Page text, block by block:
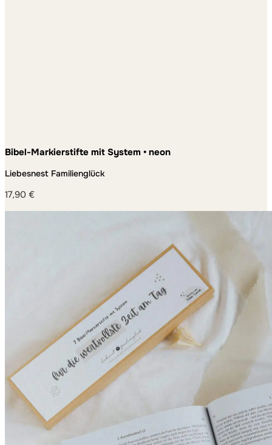
Bibel-Markierstifte mit System • neon
Liebesnest Familienglück
17,90 €